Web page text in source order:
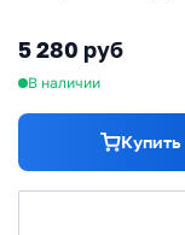
5 280 руб
В наличии
Купить